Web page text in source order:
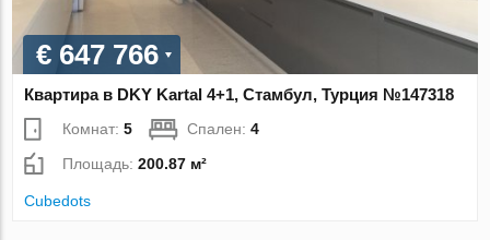
€ 647 766
Квартира в DKY Kartal 4+1, Стамбул, Турция №147318
Комнат:5 Спален:4
Площадь:200.87 м²
Cubedots